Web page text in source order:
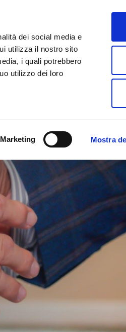
dei social media e
utilizza il nostro sito
i quali potrebbero
utilizzo dei loro
Marketing Mostra
BNI
AD UN INCONTRO MAPPA
BUSINESS VOICES ITALIA